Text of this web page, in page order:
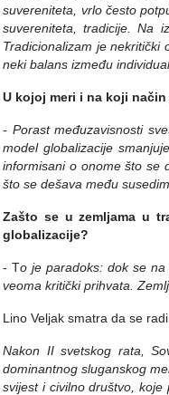
suvereniteta, vrlo često
suvereniteta, tradicije. Na
Tradicionalizam je nekritički
neki balans između
U kojoj meri i na koji
- Porast međuzavisnosti
model globalizacije
informisani o onome što se
što se dešava među
Zašto se u zemljama u
globalizacije?
- To je paradoks: dok se
veoma kritički prihvata.
Lino Veljak smatra da se
Nakon II svetskog rata,
dominantnog sluganskog
svijest i civilno društvo,